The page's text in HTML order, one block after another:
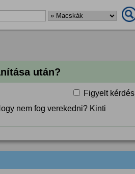
után?
Figyelt kérdés
nem fog verekedni? Kinti